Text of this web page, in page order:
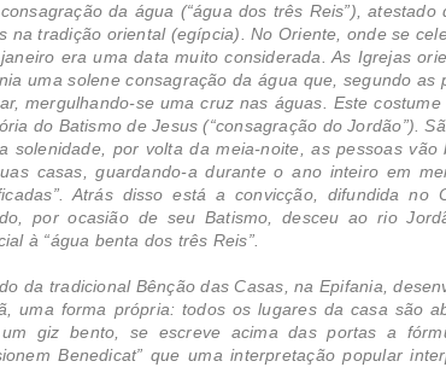
da água (“água dos três Reis”),
na tradição oriental (egípcia). No Oriente, onde se
era uma data muito considerada. As Igrejas
uma solene consagração da água que, segundo
mergulhando-se uma cruz nas águas. Este
do Batismo de Jesus (“consagração do Jordão”).
solenidade, por volta da meia-noite, as pessoas
casas, guardando-a durante o ano inteiro em
Atrás disso está a convicção, difundida
por ocasião de seu Batismo, desceu ao rio
à “água benta dos três Reis”.
da tradicional Bênção das Casas, na Epifania,
uma forma própria: todos os lugares da casa são
giz bento, se escreve acima das portas a
Benedicat” que uma interpretação popular